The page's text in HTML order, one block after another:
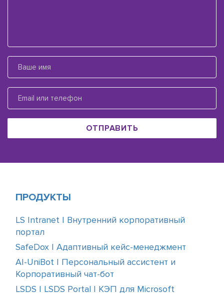
ОТПРАВИТЬ
ПРОДУКТЫ
LS Intranet | Внутренний корпоративный
портал
SafeDox | Адаптивный кейс-менеджмент
AI-UniBot | Персональный ассистент и
Корпоративный чат-бот
LSDS | LSDS Portal | КЭП для Microsoft